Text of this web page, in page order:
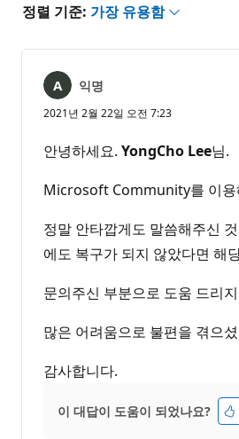
정렬 기준: 가장 유용함
익명
2021년 2월 22일 오전 7:23
안녕하세요. YongCho Lee님.
Microsoft Community를 이용
정말 안타깝게도 말씀해주신
에도 복구가 되지 않았다면 해
문의주신 부분으로 도움 드리
많은 어려움으로 불편을 겪으
감사합니다.
이 대답이 도움이 되었나요?